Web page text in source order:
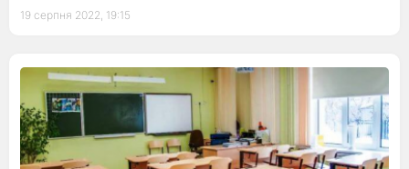
19 серпня 2022, 19:15